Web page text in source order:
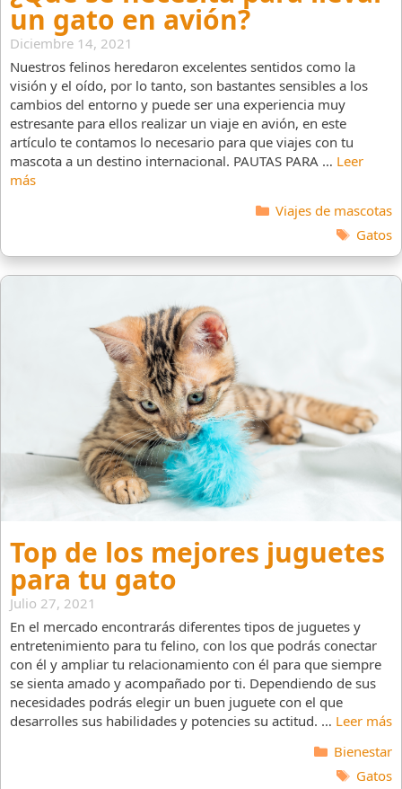
un gato en avión?
Diciembre 14, 2021
Nuestros felinos heredaron excelentes sentidos como la
visión y el oído, por lo tanto, son bastantes sensibles a los
cambios del entorno y puede ser una experiencia muy
estresante para ellos realizar un viaje en avión, en este
artículo te contamos lo necesario para que viajes con tu
mascota a un destino internacional. PAUTAS PARA … Leer
más
Categorías
Viajes de mascotas
Gatos
Top de los mejores juguetes
para tu gato
Julio 27, 2021
En el mercado encontrarás diferentes tipos de juguetes y
entretenimiento para tu felino, con los que podrás conectar
con él y ampliar tu relacionamiento con él para que siempre
se sienta amado y acompañado por ti. Dependiendo de sus
necesidades podrás elegir un buen juguete con el que
desarrolles sus habilidades y potencies su actitud. … Leer más
Categorías
Bienestar
Gatos